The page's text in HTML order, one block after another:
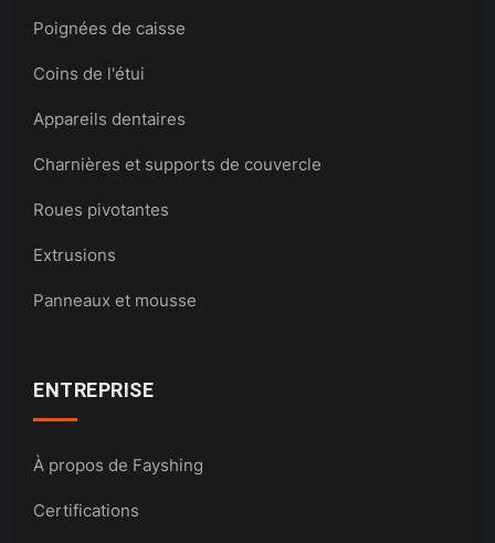
Poignées de caisse
Coins de l'étui
Appareils dentaires
Charnières et supports de couvercle
Roues pivotantes
Extrusions
Panneaux et mousse
ENTREPRISE
À propos de Fayshing
Certifications